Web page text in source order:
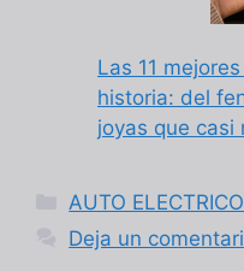
Las 11
historia: del
joyas que casi
Categorías
AUTO ELECTRICO
Deja un